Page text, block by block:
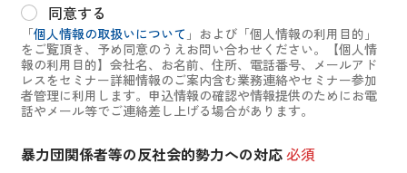
同意する
「個人情報の取扱いについて 」および「個人情報の利用目的」
をご覧頂き、予め同意のうえお問い合わせください。【個人情
報の利用目的】会社名、お名前、住所、電話番号、メールアド
レスをセミナー詳細情報のご案内含む業務連絡やセミナー参加
者管理に利用します。申込情報の確認や情報提供のためにお電
話やメール等でご連絡差し上げる場合があります。
暴力団関係者等の反社会的勢力への対応必須